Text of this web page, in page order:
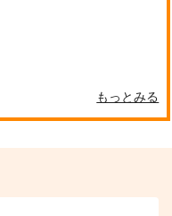
もっとみる